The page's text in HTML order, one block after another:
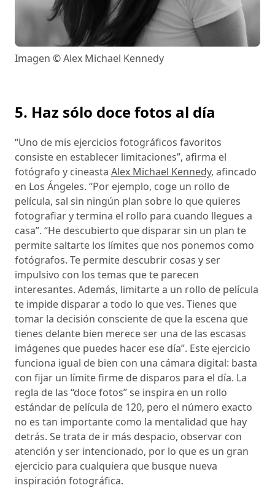
Imagen © Alex Michael Kennedy
5. Haz sólo doce fotos al día
“Uno de mis ejercicios fotográficos favoritos
consiste en establecer limitaciones”, afirma el
fotógrafo y cineasta Alex Michael Kennedy, afincado
en Los Ángeles. “Por ejemplo, coge un rollo de
película, sal sin ningún plan sobre lo que quieres
fotografiar y termina el rollo para cuando llegues a
casa”. “He descubierto que disparar sin un plan te
permite saltarte los límites que nos ponemos como
fotógrafos. Te permite descubrir cosas y ser
impulsivo con los temas que te parecen
interesantes. Además, limitarte a un rollo de película
te impide disparar a todo lo que ves. Tienes que
tomar la decisión consciente de que la escena que
tienes delante bien merece ser una de las escasas
imágenes que puedes hacer ese día”. Este ejercicio
funciona igual de bien con una cámara digital: basta
con fijar un límite firme de disparos para el día. La
regla de las “doce fotos” se inspira en un rollo
estándar de película de 120, pero el número exacto
no es tan importante como la mentalidad que hay
detrás. Se trata de ir más despacio, observar con
atención y ser intencionado, por lo que es un gran
ejercicio para cualquiera que busque nueva
inspiración fotográfica.